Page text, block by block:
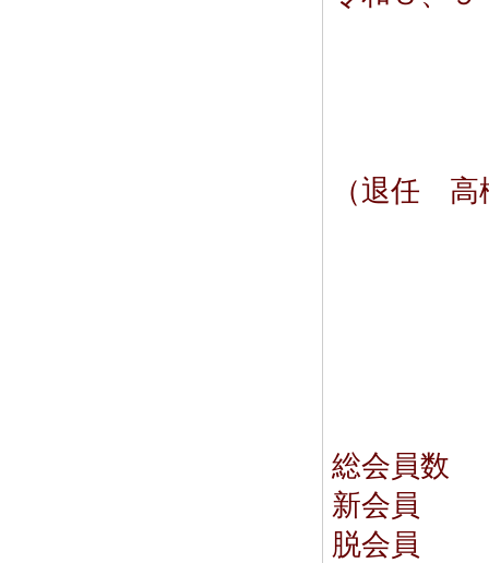
（退任 高
総会員
新会員
脱会員